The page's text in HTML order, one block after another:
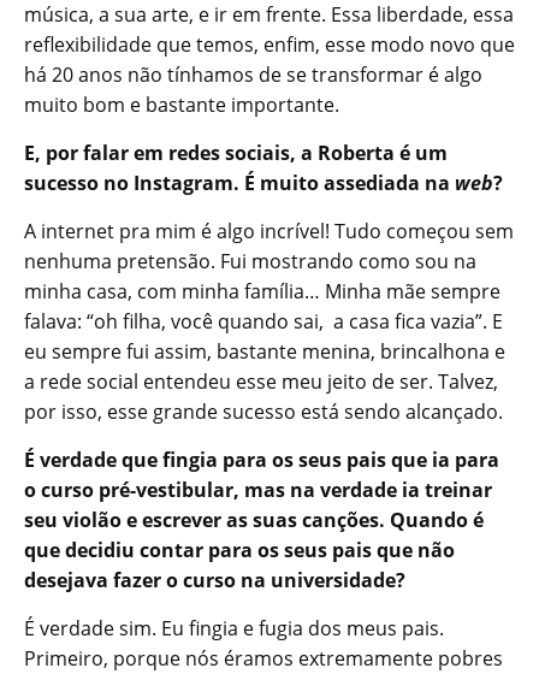
música, a sua arte, e ir em frente. Essa liberdade, essa
reflexibilidade que temos, enfim, esse modo novo que
há 20 anos não tínhamos de se transformar é algo
muito bom e bastante importante.
E, por falar em redes sociais, a Roberta é um
sucesso no Instagram. É muito assediada na web?
A internet pra mim é algo incrível! Tudo começou sem
nenhuma pretensão. Fui mostrando como sou na
minha casa, com minha família… Minha mãe sempre
falava: “oh filha, você quando sai, a casa fica vazia”. E
eu sempre fui assim, bastante menina, brincalhona e
a rede social entendeu esse meu jeito de ser. Talvez,
por isso, esse grande sucesso está sendo alcançado.
É verdade que fingia para os seus pais que ia para
o curso pré-vestibular, mas na verdade ia treinar
seu violão e escrever as suas canções. Quando é
que decidiu contar para os seus pais que não
desejava fazer o curso na universidade?
É verdade sim. Eu fingia e fugia dos meus pais.
Primeiro, porque nós éramos extremamente pobres